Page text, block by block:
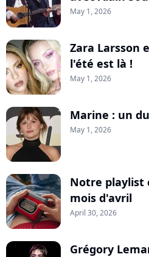
May 1, 2026
Zara Larsson
l'été est là !
May 1, 2026
Marine : un
May 1, 2026
Notre playlist
mois d'avril
April 30, 2026
Grégory